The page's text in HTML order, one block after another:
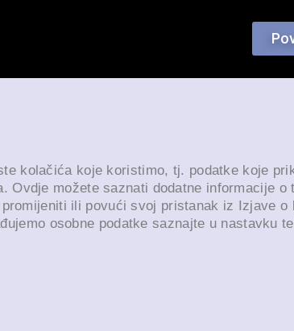
kolačića koje koristimo, tj. podatke koje
možete saznati dodatne informacije o
ili povući svoj pristanak iz Izjave o
osobne podatke saznajte u nastavku